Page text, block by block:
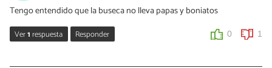
Tengo entendido que la buseca no lleva papas y boniatos
Ver1respuesta Responder 0 1